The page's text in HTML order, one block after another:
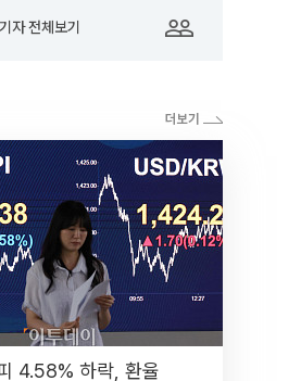
자 전체보기
4.58% 하락, 환율